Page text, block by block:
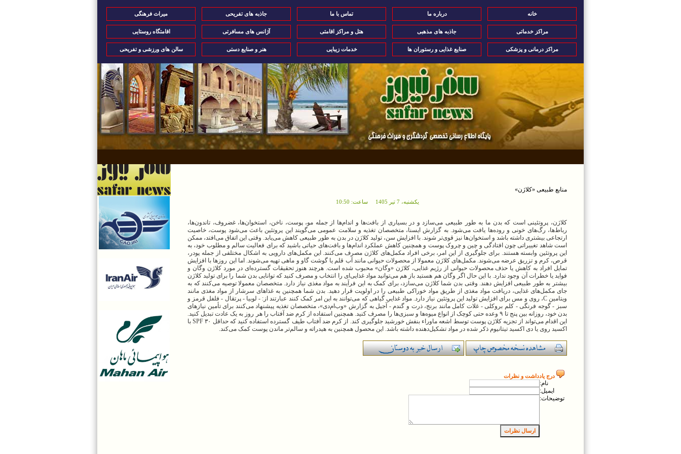
خانه درباره ما تماس با ما جاذبه های تفریحی میراث فرهنگی
مراکز خدماتی جاذبه های مذهبی هتل و مراکز اقامتی آژانس های مسافرتی اقامتگاه روستایی
مراکز درمانی و پزشکی صنایع غذایی و رستوران ها خدمات زیبایی هنر و صنایع دستی سالن های ورزشی و تفریحی
منابع طبیعی «کلاژن‌»
يکشنبه، 7 تير 1405 ساعت: 10:50
کلاژن، پروتئینی است که بدن ما به طور طبیعی می‌سازد و در بسیاری از بافت‌ها و اندام‌ها از جمله مو، پوست، ناخن، استخوان‌ها، غضروف، تاندون‌ها،
رباط‌ها، رگ‌های خونی و روده‌ها یافت می‌شود. به گزارش ایسنا، متخصصان تغذیه و سلامت عمومی می‌گویند این پروتئین باعث می‌شود پوست، خاصیت
ارتجاعی بیشتری داشته باشد و استخوان‌ها نیز قوی‌تر شوند. با افزایش سن، تولید کلاژن در بدن به طور طبیعی کاهش می‌یابد. وقتی این اتفاق می‌افتد، ممکن
است شاهد تغییراتی چون افتادگی و چین و چروک پوست و همچنین کاهش عملکرد اندام‌ها و بافت‌های حیاتی باشید که برای فعالیت سالم و مطلوب خود، به
این پروتئین وابسته هستند. برای جلوگیری از این امر، برخی افراد مکمل‌های کلاژن مصرف می‌کنند. این مکمل‌های دارویی به اشکال مختلفی از جمله پودر،
قرص، کرم و تزریق عرضه می‌شوند. مکمل‌های کلاژن معمولا از محصولات حیوانی مانند آب قلم یا گوشت گاو و ماهی تهیه می‌شوند. اما این روزها با افزایش
تمایل افراد به کاهش یا حذف محصولات حیوانی از رژیم غذایی، کلاژن «وگان» محبوب شده است. هرچند هنوز تحقیقات گسترده‌ای در مورد کلاژن وگان و
فواید یا خطرات آن وجود ندارد. با این حال اگر وگان هم هستید باز هم می‌توانید مواد غذایی‌ای را انتخاب و مصرف کنید که توانایی بدن‌ شما را برای تولید کلاژن
بیشتر به طور طبیعی افزایش دهند. وقتی بدن شما کلاژن می‌سازد، برای کمک به این فرآیند به مواد مغذی نیاز دارد. متخصصان معمولا توصیه می‌کنند که به
جای مکمل‌های غذایی، دریافت مواد مغذی از طریق مواد خوراکی طبیعی را در اولویت قرار دهید. بدن شما همچنین به غذاهای سرشار از مواد مغذی مانند
ویتامین C، روی و مس برای افزایش تولید این پروتئین نیاز دارد. مواد غذاییِ گیاهی که می‌توانند به این امر کمک کنند عبارتند از: - لوبیا - پرتقال - فلفل قرمز و
سبز - گوجه فرنگی - کلم بروکلی - غلات کامل مانند برنج، ذرت و گندم - آجیل به گزارش «وب‌ام‌دی»، متخصصان تغذیه پیشنهاد می‌کنند برای تأمین نیازهای
بدن خود، روزانه بین پنج تا ۹ وعده حتی کوچک از انواع میوه‌ها و سبزی‌ها را مصرف کنید. همچنین استفاده از کرم ضد آفتاب را هر روز به یک عادت تبدیل کنید.
این اقدام می‌تواند از تجزیه کلاژن پوست توسط اشعه ماوراء بنفش خورشید جلوگیری کند. از کرم ضد آفتاب طیف گسترده استفاده کنید که حداقل SPF ۳۰ با
اکسید روی یا دی اکسید تیتانیوم ذکر شده در مواد تشکیل‌دهنده داشته باشد. این محصول همچنین به هیدراته و سالم‌تر ماندن پوست کمک می‌کند.
درج يادداشت و نظرات
نام:
ايميل:
توضيحات: